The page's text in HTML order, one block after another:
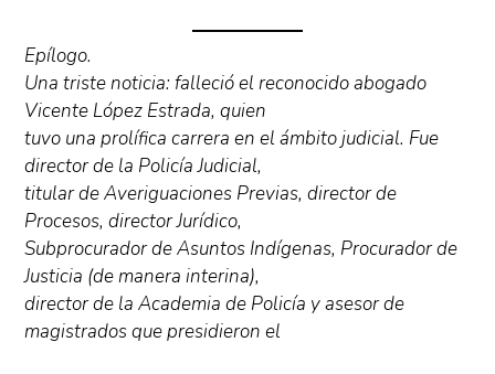
Epílogo.
Una triste noticia: falleció el reconocido abogado
Vicente López Estrada, quien
tuvo una prolífica carrera en el ámbito judicial. Fue
director de la Policía Judicial,
titular de Averiguaciones Previas, director de
Procesos, director Jurídico,
Subprocurador de Asuntos Indígenas, Procurador de
Justicia (de manera interina),
director de la Academia de Policía y asesor de
magistrados que presidieron el